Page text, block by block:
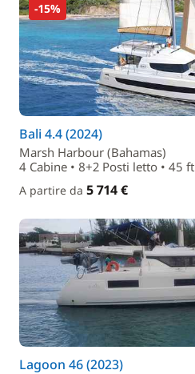
-15%
Bali 4.4 (2024)
Marsh Harbour (Bahamas)
4 Cabine • 8+2 Posti letto • 45 ft
A partire da 5 714 €
Lagoon 46 (2023)